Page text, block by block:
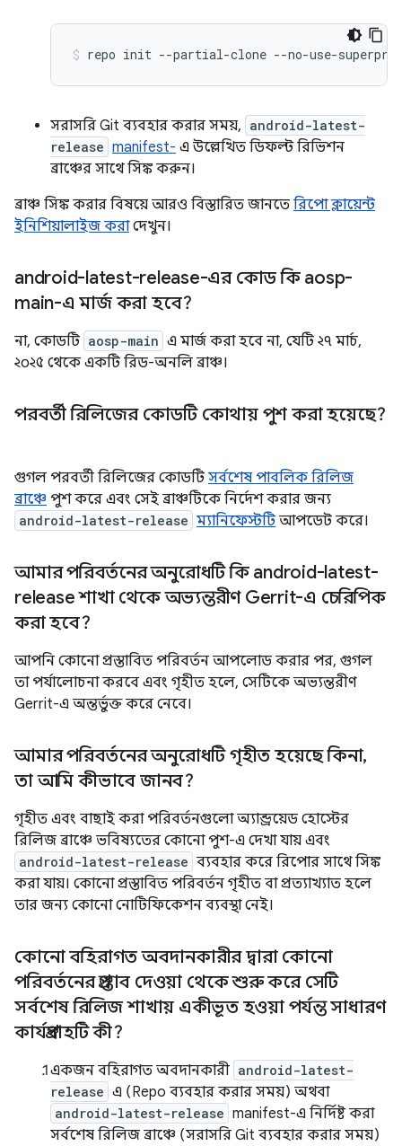
repo init --partial-clone --no-use-
সরাসরি Git ব্যবহার করার সময়, android-latest-
release manifest- এ উল্লেখিত ডিফল্ট রিভিশন
ব্রাঞ্চের সাথে সিঙ্ক করুন।
ব্রাঞ্চ সিঙ্ক করার বিষয়ে আরও বিস্তারিত জানতে রিপো ক্লায়েন্ট
ইনিশিয়ালাইজ করাদেখুন।
android-latest-release-এর কোড কি aosp-
main-এ মার্জ করা হবে?
না, কোডটি aosp-main এ মার্জ করা হবে না, যেটি ২৭ মার্চ,
২০২৫ থেকে একটি রিড-অনলি ব্রাঞ্চ।
পরবর্তী রিলিজের কোডটি কোথায় পুশ করা হয়েছে?
গুগল পরবর্তী রিলিজের কোডটি সর্বশেষ পাবলিক রিলিজ
ব্রাঞ্চে পুশ করে এবং সেই ব্রাঞ্চটিকে নির্দেশ করার জন্য
android-latest-release ম্যানিফেস্টটি আপডেট করে।
আমার পরিবর্তনের অনুরোধটি কি android-latest-
release শাখা থেকে অভ্যন্তরীণ Gerrit-এ চেরিপিক
করা হবে?
আপনি কোনো প্রস্তাবিত পরিবর্তন আপলোড করার পর, গুগল
তা পর্যালোচনা করবে এবং গৃহীত হলে, সেটিকে অভ্যন্তরীণ
Gerrit-এ অন্তর্ভুক্ত করে নেবে।
আমার পরিবর্তনের অনুরোধটি গৃহীত হয়েছে কিনা,
তা আমি কীভাবে জানব?
গৃহীত এবং বাছাই করা পরিবর্তনগুলো অ্যান্ড্রয়েড হোস্টের
রিলিজ ব্রাঞ্চে ভবিষ্যতের কোনো পুশ-এ দেখা যায় এবং
android-latest-release ব্যবহার করে রিপোর সাথে সিঙ্ক
করা যায়। কোনো প্রস্তাবিত পরিবর্তন গৃহীত বা প্রত্যাখ্যাত হলে
তার জন্য কোনো নোটিফিকেশন ব্যবস্থা নেই।
কোনো বহিরাগত অবদানকারীর দ্বারা কোনো
পরিবর্তনের প্রস্তাব দেওয়া থেকে শুরু করে সেটি
সর্বশেষ রিলিজ শাখায় একীভূত হওয়া পর্যন্ত সাধারণ
কার্যপ্রবাহটি কী?
একজন বহিরাগত অবদানকারী android-latest-
release এ (Repo ব্যবহার করার সময়) অথবা
android-latest-release manifest-এ নির্দিষ্ট করা
সর্বশেষ রিলিজ ব্রাঞ্চে (সরাসরি Git ব্যবহার করার সময়)